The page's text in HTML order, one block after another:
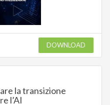
DOWNLOAD
la transizione
l’AI